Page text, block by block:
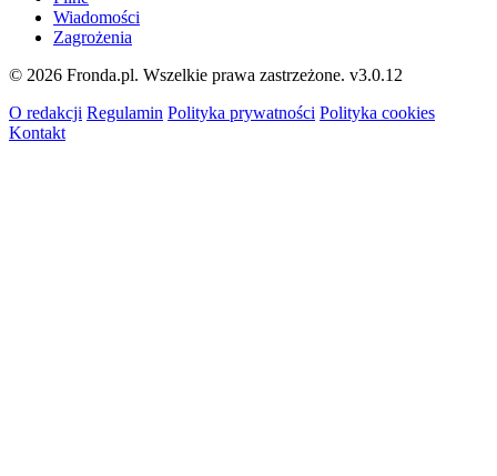
Wiadomości
Zagrożenia
© 2026 Fronda.pl. Wszelkie prawa zastrzeżone. v3.0.12
O redakcji Regulamin Polityka prywatności Polityka cookies
Kontakt